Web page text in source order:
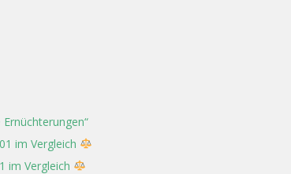
im Vergleich
im Vergleich